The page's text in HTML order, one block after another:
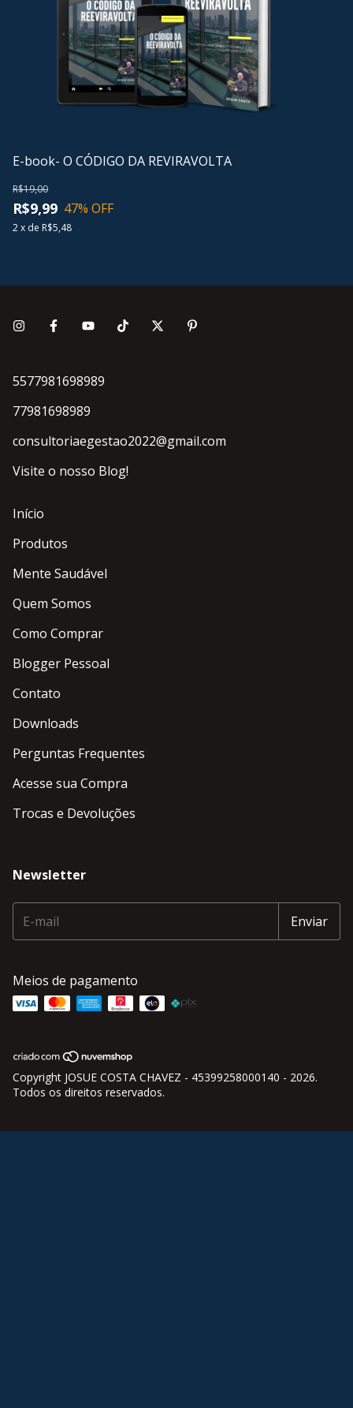
E-book- O CÓDIGO DA REVIRAVOLTA
R$9,99
R$19,00
47% OFF
2x de R$5,48
5577981698989
77981698989
consultoriaegestao2022@gmail.com
Visite o nosso Blog!
Início
Produtos
Mente Saudável
Quem Somos
Como Comprar
Blogger Pessoal
Contato
Downloads
Perguntas Frequentes
Acesse sua Compra
Trocas e Devoluções
Newsletter
Meios de pagamento
Copyright JOSUE COSTA CHAVEZ - 45399258000140 - 2026.
Todos os direitos reservados.